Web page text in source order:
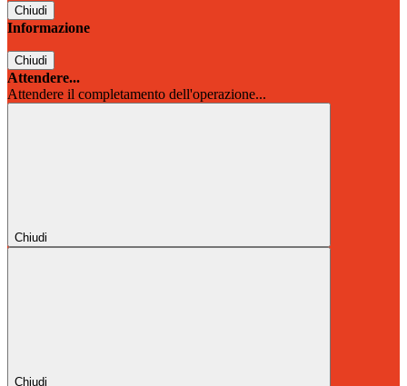
Chiudi
Informazione
Chiudi
Attendere...
Attendere il completamento dell'operazione...
Chiudi
Chiudi